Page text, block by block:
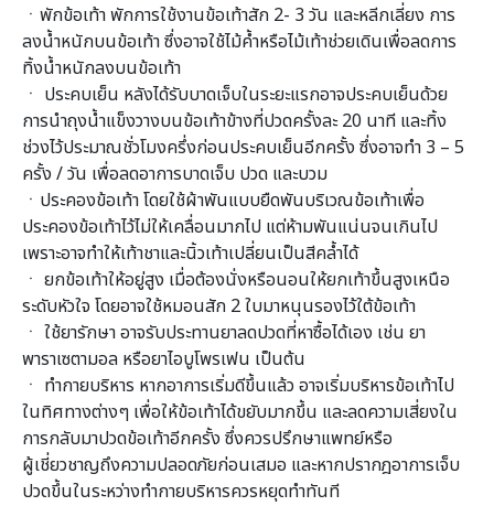
ㆍพักข้อเท้า พักการใช้งานข้อเท้าสัก 2- 3 วัน และหลีกเลี่ยง การ
ลงน้ำหนักบนข้อเท้า ซึ่งอาจใช้ไม้ค้ำหรือไม้เท้าช่วยเดินเพื่อลดการ
ทิ้งน้ำหนักลงบนข้อเท้า
ㆍ ประคบเย็น หลังได้รับบาดเจ็บในระยะแรกอาจประคบเย็นด้วย
การนำถุงน้ำแข็งวางบนข้อเท้าข้างที่ปวดครั้งละ 20 นาที และทิ้ง
ช่วงไว้ประมาณชั่วโมงครึ่งก่อนประคบเย็นอีกครั้ง ซึ่งอาจทำ 3 – 5
ครั้ง / วัน เพื่อลดอาการบาดเจ็บ ปวด และบวม
ㆍประคองข้อเท้า โดยใช้ผ้าพันแบบยืดพันบริเวณข้อเท้าเพื่อ
ประคองข้อเท้าไว้ไม่ให้เคลื่อนมากไป แต่ห้ามพันแน่นจนเกินไป
เพราะอาจทำให้เท้าชาและนิ้วเท้าเปลี่ยนเป็นสีคล้ำได้
ㆍ ยกข้อเท้าให้อยู่สูง เมื่อต้องนั่งหรือนอนให้ยกเท้าขึ้นสูงเหนือ
ระดับหัวใจ โดยอาจใช้หมอนสัก 2 ใบมาหนุนรองไว้ใต้ข้อเท้า
ㆍ ใช้ยารักษา อาจรับประทานยาลดปวดที่หาซื้อได้เอง เช่น ยา
พาราเซตามอล หรือยาไอบูโพรเฟน เป็นต้น
ㆍ ทำกายบริหาร หากอาการเริ่มดีขึ้นแล้ว อาจเริ่มบริหารข้อเท้าไป
ในทิศทางต่างๆ เพื่อให้ข้อเท้าได้ขยับมากขึ้น และลดความเสี่ยงใน
การกลับมาปวดข้อเท้าอีกครั้ง ซึ่งควรปรึกษาแพทย์หรือ
ผู้เชี่ยวชาญถึงความปลอดภัยก่อนเสมอ และหากปรากฎอาการเจ็บ
ปวดขึ้นในระหว่างทำกายบริหารควรหยุดทำทันที